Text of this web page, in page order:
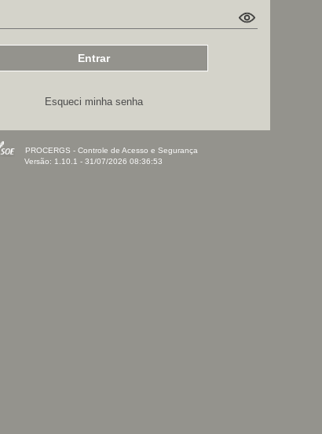
Esqueci minha senha
PROCERGS - Controle de Acesso e Segurança
Versão: 1.10.1 - 31/07/2026 08:36:53